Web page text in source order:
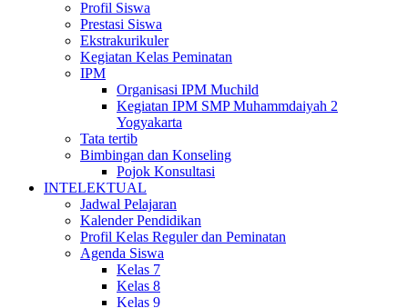
Profil Siswa
Prestasi Siswa
Ekstrakurikuler
Kegiatan Kelas Peminatan
IPM
Organisasi IPM Muchild
Kegiatan IPM SMP Muhammdaiyah 2
Yogyakarta
Tata tertib
Bimbingan dan Konseling
Pojok Konsultasi
INTELEKTUAL
Jadwal Pelajaran
Kalender Pendidikan
Profil Kelas Reguler dan Peminatan
Agenda Siswa
Kelas 7
Kelas 8
Kelas 9